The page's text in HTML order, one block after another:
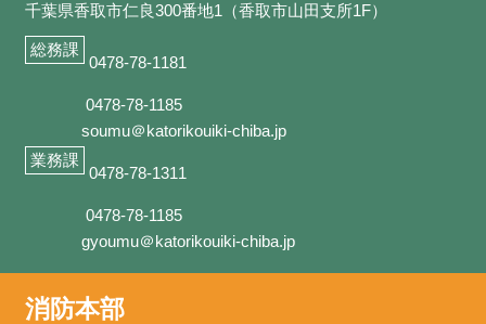
千葉県香取市仁良300番地1（香取市山田支所1F）
総務課
0478-78-1181
0478-78-1185
soumu＠katorikouiki-chiba.jp
業務課
0478-78-1311
0478-78-1185
gyoumu＠katorikouiki-chiba.jp
消防本部